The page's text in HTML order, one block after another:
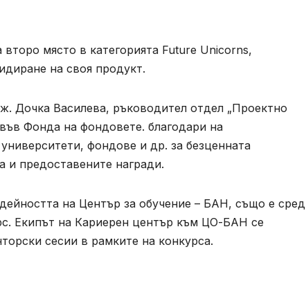
място в категорията Future Unicorns,
на своя продукт.
Дочка Василева, ръководител отдел „Проектно
Фонда на фондовете. благодари на
фондове и др. за безценната
и предоставените награди.
на Център за обучение – БАН, също е сред
Екипът на Кариерен център към ЦО-БАН се
сесии в рамките на конкурса.